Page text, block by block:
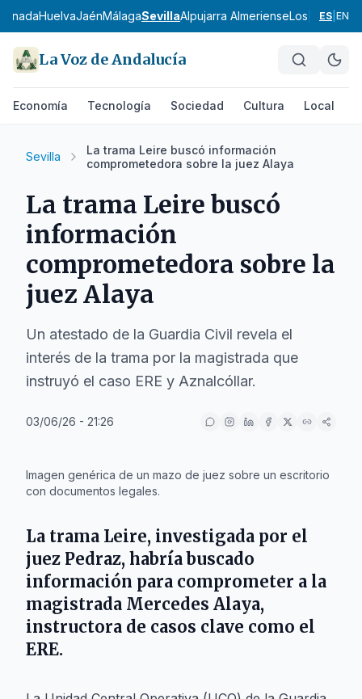
HuelvaJaénMálagaSevillaAlpujarra AlmerienseLos Vélez
ES EN
La Voz de Andalucía
Economía Tecnología Sociedad Cultura Local
Sevilla
La trama Leire buscó información
comprometedora sobre la juez Alaya
La trama Leire buscó
información
comprometedora sobre la
juez Alaya
Un atestado de la Guardia Civil revela el
interés de la trama por la magistrada que
instruyó el caso ERE y Aznalcóllar.
03/06/26 - 21:26
Imagen genérica de un mazo de juez sobre un escritorio
con documentos legales.
La trama Leire, investigada por el
juez Pedraz, habría buscado
información para comprometer a la
magistrada Mercedes Alaya,
instructora de casos clave como el
ERE.